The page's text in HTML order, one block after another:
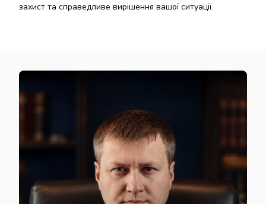
захист та справедливе вирішення вашої ситуації.